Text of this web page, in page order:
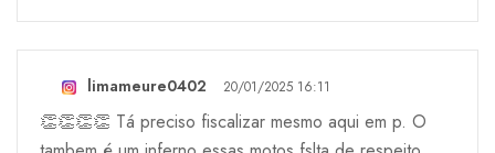
limameure0402 20/01/2025 16:11
👏👏👏👏 Tá preciso fiscalizar mesmo aqui em p. O